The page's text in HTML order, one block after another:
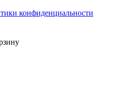
конфиденциальности